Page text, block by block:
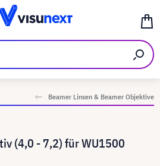
Beamer Linsen & Beamer Objektive
(4,0 - 7,2) für WU1500